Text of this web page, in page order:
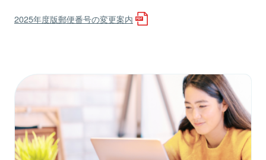
2025年度版郵便番号の変更案内